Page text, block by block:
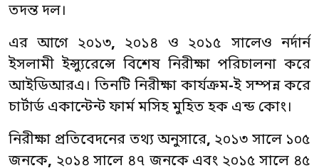
তদন্ত দল।
এর আগে ২০১৩, ২০১৪ ও ২০১৫ সালেও নর্দার্ন
ইসলামী ইন্স্যুরেন্সে বিশেষ নিরীক্ষা পরিচালনা করে
আইডিআরএ। তিনটি নিরীক্ষা কার্যক্রম-ই সম্পন্ন করে
চার্টার্ড একান্টেন্ট ফার্ম মসিহ মুহিত হক এন্ড কোং।
নিরীক্ষা প্রতিবেদনের তথ্য অনুসারে, ২০১৩ সালে ১০৫
জনকে, ২০১৪ সালে ৪৭ জনকে এবং ২০১৫ সালে ৪৫